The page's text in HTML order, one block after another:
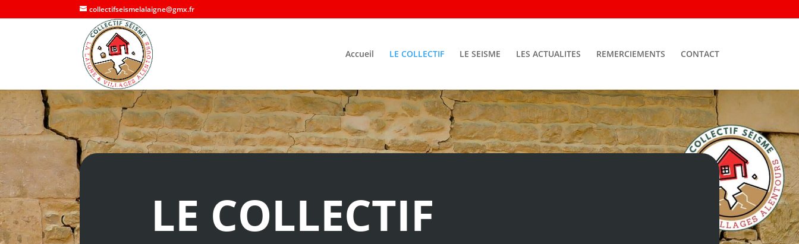
collectifseismelalaigne@gmx.fr
Accueil LE COLLECTIF LE SEISME LES ACTUALITES REMERCIEMENTS CONTACT
LE COLLECTIF